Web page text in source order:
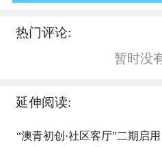
热门评论:
暂时没
延伸阅读:
“澳青初创·社区客厅”二期启用